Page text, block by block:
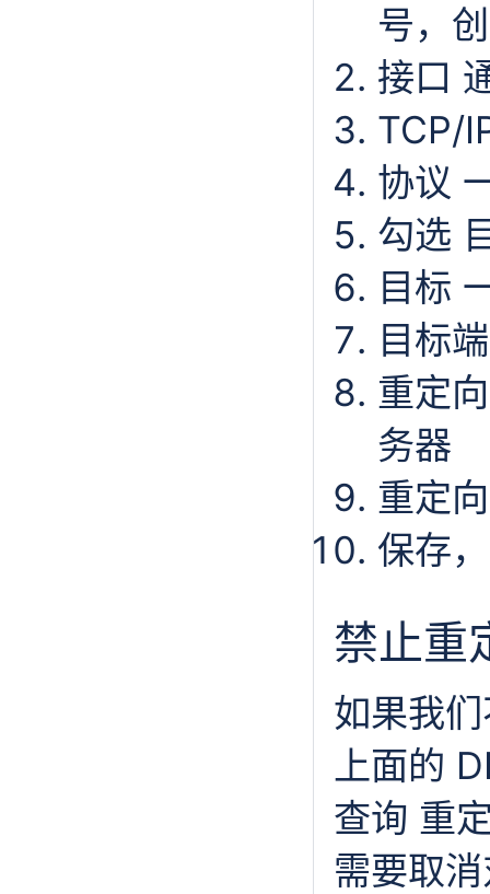
号，
接口
TCP/
协议
勾选
目标
目标
重定
务器
重定
保存
禁止重
如果我
上面的
查询 重
需要取